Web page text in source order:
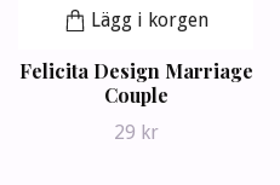
Lägg i korgen
Felicita Design Marriage
Couple
29 kr